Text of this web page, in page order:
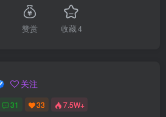
赞赏 收藏4
关注
31 33 7.5W+